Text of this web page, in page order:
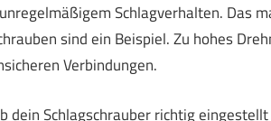
Schlagverhalten. Das
sind ein Beispiel. Zu hohes
Verbindungen.
dein Schlagschrauber richtig